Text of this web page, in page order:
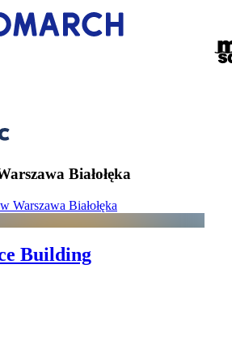
Białołęka
Warszawa Białołęka
Building